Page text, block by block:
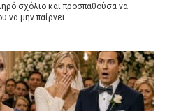
σχόλιο και προσπαθούσα να
να μην παίρνει